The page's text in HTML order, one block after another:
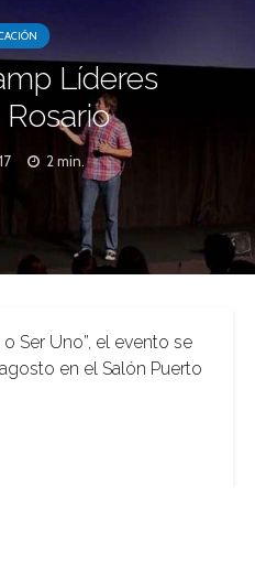
Líderes
2 min.
o Ser Uno”, el evento se
en el Salón Puerto